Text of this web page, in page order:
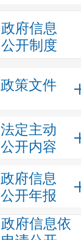
政府信息
公开制度
政策文件
法定主动
公开内容
政府信息
公开年报
政府信息依